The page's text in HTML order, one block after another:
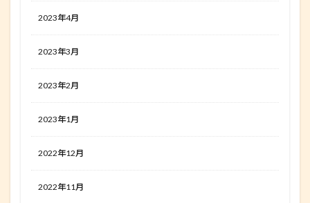
2023年4月
2023年3月
2023年2月
2023年1月
2022年12月
2022年11月